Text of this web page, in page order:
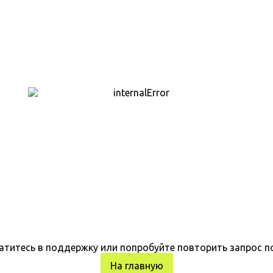
в поддержку или попробуйте повторить запрос
На главную